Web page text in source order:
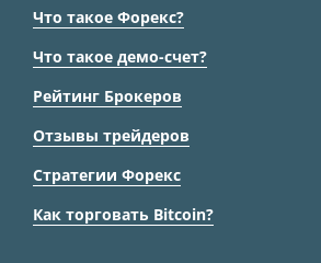
Что такое Форекс?
Что такое демо-счет?
Рейтинг Брокеров
Отзывы трейдеров
Стратегии Форекс
Как торговать Bitcoin?